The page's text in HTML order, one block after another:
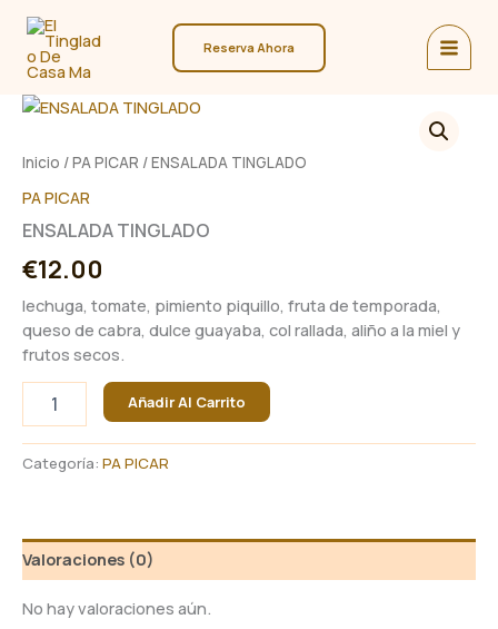
contenido
Reserva Ahora
Inicio /PA PICAR / ENSALADA TINGLADO
PA PICAR
ENSALADA TINGLADO
€12.00
lechuga, tomate, pimiento piquillo, fruta de temporada,
queso de cabra, dulce guayaba, col rallada, aliño a la miel y
frutos secos.
TINGLADO
Añadir Al Carrito
Categoría: PA PICAR
Valoraciones (0)
No hay valoraciones aún.